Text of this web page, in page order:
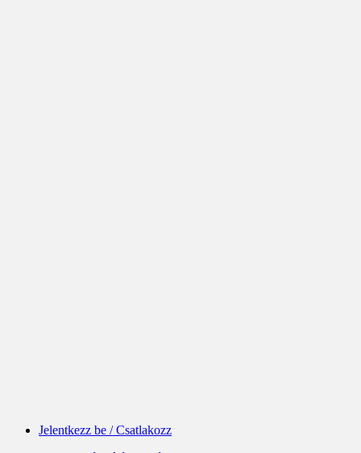
Jelentkezz be / Csatlakozz